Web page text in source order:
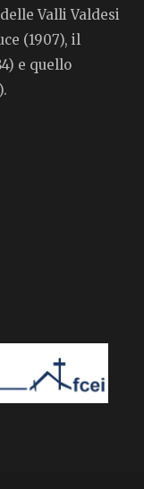
delle Valli Valdesi
(1907), il
e quello